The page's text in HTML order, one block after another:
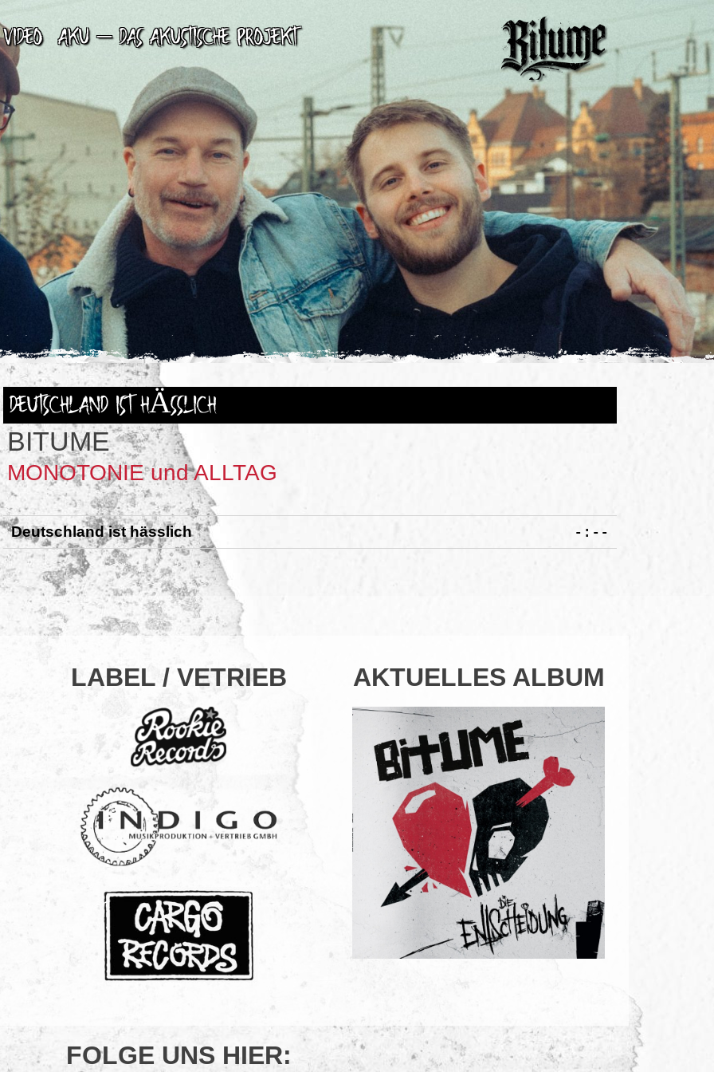
VIDEO AKU – DAS AKUSTISCHE PROJEKT
DEUTSCHLAND IST HÄSSLICH
BITUME
MONOTONIE und ALLTAG
Deutschland ist hässlich -:--
LABEL / VETRIEB AKTUELLES ALBUM
FOLGE UNS HIER: